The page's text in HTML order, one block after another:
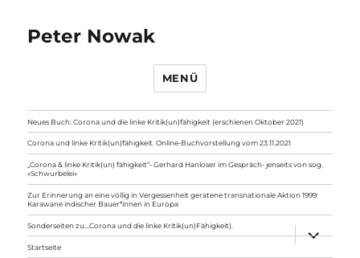
Peter Nowak
MENÜ
Neues Buch: Corona und die linke Kritik(un)fähigkeit (erschienen Oktober 2021)
Corona und linke Kritik(un)fähigkeit. Online-Buchvorstellung vom 23.11.2021
„Corona & linke Kritik(un) fähigkeit“- Gerhard Hanloser im Gespräch- jenseits von sog.
»Schwurbelei«
Zur Erinnerung an eine völlig in Vergessenheit geratene transnationale Aktion 1999:
Karawane indischer Bauer*innen in Europa
Sonderseiten zu…Corona und die linke Kritik(un)Fähigkeit).
anzeigen
Startseite